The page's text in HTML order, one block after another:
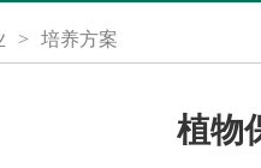
> 培养方案
植物